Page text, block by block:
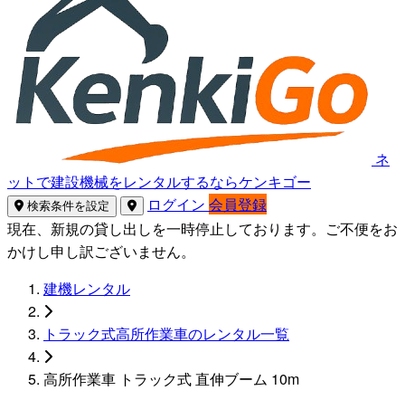
ネ
ットで建設機械をレンタルするならケンキゴー
検索条件を設定 ログイン 会員登録
現在、新規の貸し出しを一時停止しております。ご不便をお
かけし申し訳ございません。
建機レンタル
トラック式高所作業車のレンタル一覧
高所作業車 トラック式 直伸ブーム 10m